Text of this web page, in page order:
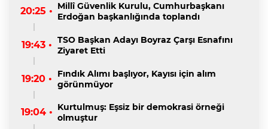
20:25 • Millî Güvenlik Kurulu, Cumhurbaşkanı
Erdoğan başkanlığında toplandı
19:43 • TSO Başkan Adayı Boyraz Çarşı Esnafını
Ziyaret Etti
19:20 •
Fındık Alımı başlıyor, Kayısı için alım
görünmüyor
19:04 • Kurtulmuş: Eşsiz bir demokrasi örneği
olmuştur